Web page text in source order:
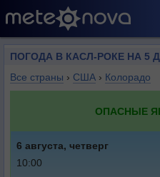
ПОГОДА В КАСЛ-РОКЕ НА 5
Все страны › США › Колорадо
ОПАСНЫЕ
6 августа, четверг
10:00